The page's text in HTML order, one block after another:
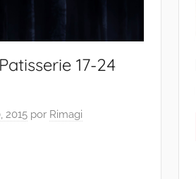
17-24
2015 por Rimagi